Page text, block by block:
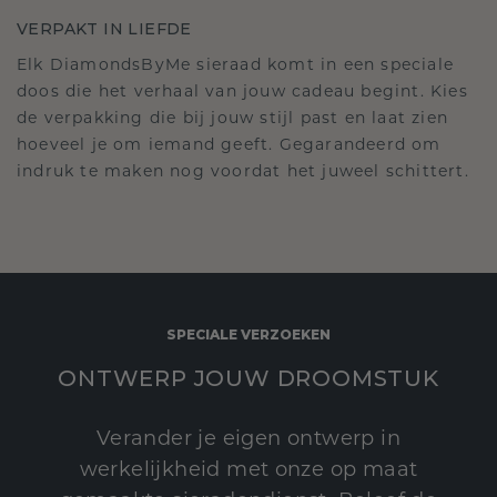
VERPAKT IN LIEFDE
Elk DiamondsByMe sieraad komt in een speciale
doos die het verhaal van jouw cadeau begint. Kies
de verpakking die bij jouw stijl past en laat zien
hoeveel je om iemand geeft. Gegarandeerd om
indruk te maken nog voordat het juweel schittert.
SPECIALE VERZOEKEN
ONTWERP JOUW DROOMSTUK
Verander je eigen ontwerp in
werkelijkheid met onze op maat